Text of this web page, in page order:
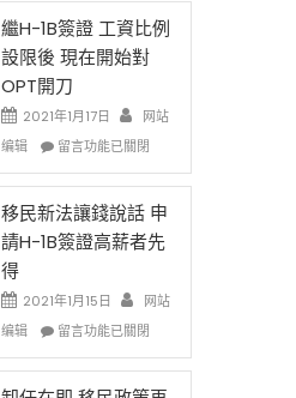
New
Year
Ox
Special
Issue〉
中
繼H-1B簽證 工資比例
設限後 現在開始對
OPT開刀
2021年1月17日
网站
编辑
在
H-
1B
簽
證
資
比
設
限
留言功能已關閉
移民新法讓錢說話 申
請H-1B簽證高薪者先
得
2021年1月15日
网站
编辑
在
民
新
留言功能已關閉